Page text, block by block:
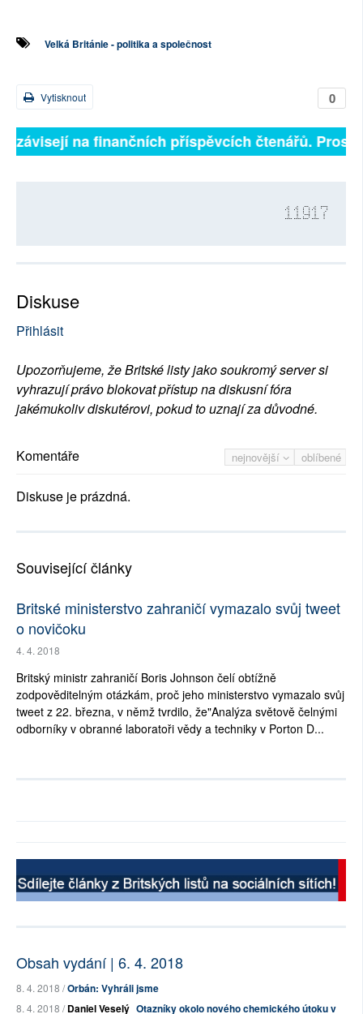
Velká Británie - politika a společnost
0
Vytisknout
závisejí na finančních příspěvcích čtenářů.
11917
Diskuse
Přihlásit
Upozorňujeme, že Britské listy jako soukromý server si
vyhrazují právo blokovat přístup na diskusní fóra
jakémukoliv diskutérovi, pokud to uznají za důvodné.
nejnovější oblíbené
Komentáře
Diskuse je prázdná.
Související články
Britské ministerstvo zahraničí vymazalo svůj tweet
o novičoku
4. 4. 2018
Britský ministr zahraničí Boris Johnson čelí obtížně
zodpověditelným otázkám, proč jeho ministerstvo vymazalo svůj
tweet z 22. března, v němž tvrdilo, že"Analýza světově čelnými
odborníky v obranné laboratoři vědy a techniky v Porton D...
Obsah vydání | 6. 4. 2018
8. 4. 2018 /Orbán: Vyhráli jsme
8. 4. 2018 /Daniel Veselý Otazníky okolo nového chemického útoku v